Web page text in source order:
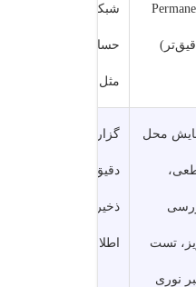
شبکه‌های
حساس
مثل بانکی
محل
تست
نوری
گزارش
دقیق و
ذخیره
اطلاعات